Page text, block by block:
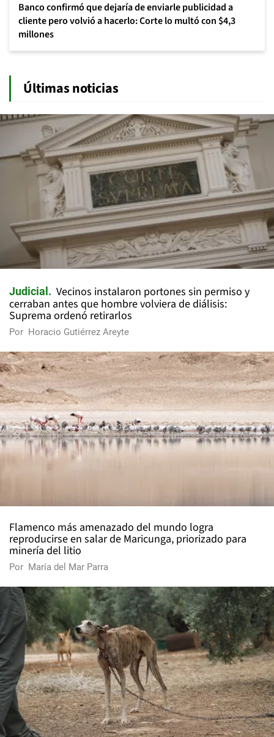
Banco confirmó que dejaría de enviarle publicidad a
cliente pero volvió a hacerlo: Corte lo multó con $4,3
millones
Últimas noticias
Judicial
Vecinos instalaron portones sin permiso y
cerraban antes que hombre volviera de diálisis:
Suprema ordenó retirarlos
Por Horacio Gutiérrez Areyte
Flamenco más amenazado del mundo logra
reproducirse en salar de Maricunga, priorizado para
minería del litio
Por María del Mar Parra